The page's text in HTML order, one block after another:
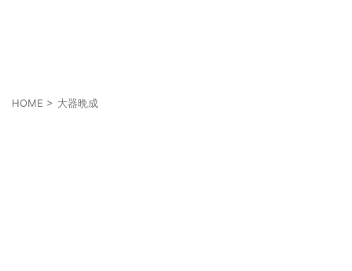
HOME > 大器晩成